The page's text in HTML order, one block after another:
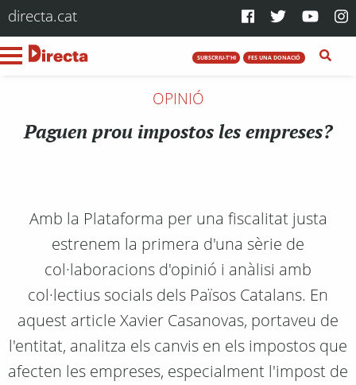
directa.cat
SUBSCRIU-T'HI FES UNA DONACIÓ
OPINIÓ
Paguen prou impostos les empreses?
Amb la Plataforma per una fiscalitat justa
estrenem la primera d'una sèrie de
col·laboracions d'opinió i anàlisi amb
col·lectius socials dels Països Catalans. En
aquest article Xavier Casanovas, portaveu de
l'entitat, analitza els canvis en els impostos que
afecten les empreses, especialment l'impost de